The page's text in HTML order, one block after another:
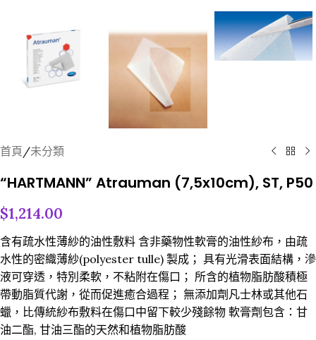
首頁/未分類
“HARTMANN” Atrauman (7,5x10cm), ST, P50
$1,214.00
含有疏水性薄紗的油性敷料 含非藥物性軟膏的油性紗布，由疏
水性的密織薄紗(polyester tulle) 製成； 具有光滑表面結構，滲
液可穿透，特別柔軟，不粘附在傷口； 所含的植物脂肪酸積極
帶動脂質代謝，從而促進癒合過程； 無添加劑凡士林或其他石
蠟，比傳統紗布敷料在傷口中留下較少殘餘物 軟膏劑包含：甘
油二酯, 甘油三酯的天然和植物脂肪酸